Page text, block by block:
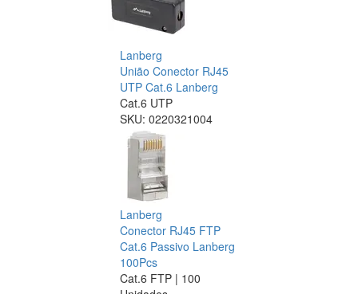
Lanberg
União Conector RJ45
UTP Cat.6 Lanberg
Cat.6 UTP
SKU: 0220321004
Lanberg
Conector RJ45 FTP
Cat.6 Passivo Lanberg
100Pcs
Cat.6 FTP | 100